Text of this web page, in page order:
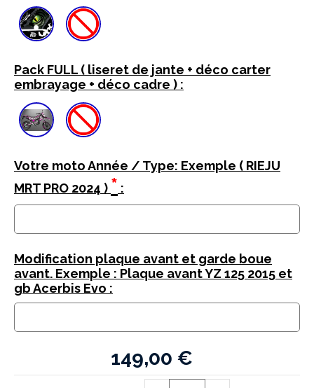
Pack FULL ( liseret de jante + déco carter
embrayage + déco cadre ) :
Votre moto Année / Type: Exemple ( RIEJU
MRT PRO 2024 ) * :
Modification plaque avant et garde boue
avant. Exemple : Plaque avant YZ 125 2015 et
gb Acerbis Evo :
149,00 €